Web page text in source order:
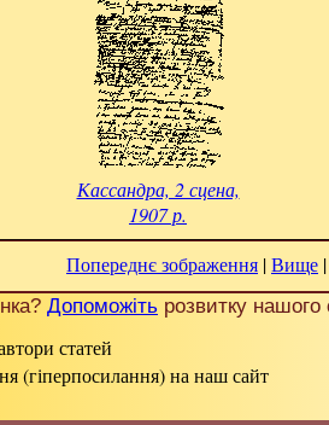
Кассандра, 2 сцена,
1907 р.
Попереднє зображення |Вище |
Допоможіть розвитку нашого
статей
(гіперпосилання) на наш сайт